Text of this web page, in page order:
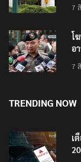
7
โ
อ
7
TRENDING NOW
เ